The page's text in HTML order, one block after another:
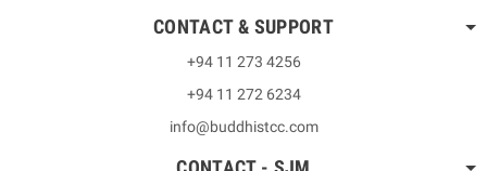
CONTACT & SUPPORT
+94 11 273 4256
+94 11 272 6234
info@buddhistcc.com